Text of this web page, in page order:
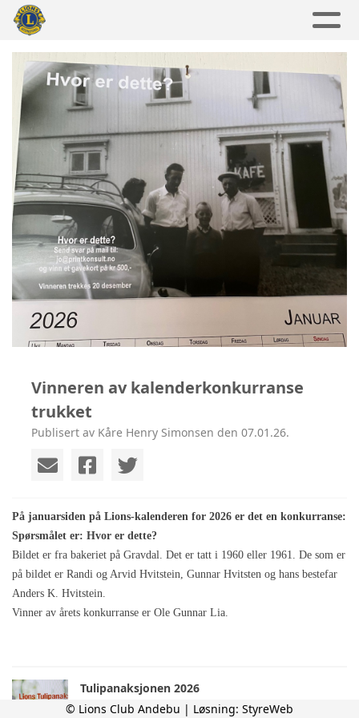
Vinneren av kalenderkonkurranse
trukket
Publisert av Kåre Henry Simonsen den 07.01.26.
På januarsiden på Lions-kalenderen for 2026 er det en konkurranse:
Spørsmålet er: Hvor er dette?
Bildet er fra bakeriet på Gravdal. Det er tatt i 1960 eller 1961. De som er
på bildet er Randi og Arvid Hvitstein, Gunnar Hvitsten og hans bestefar
Anders K. Hvitstein.
Vinner av årets konkurranse er Ole Gunnar Lia.
Tulipanaksjonen 2026
torsdag 26. februar kl. 13:28
© Lions Club Andebu | Løsning: StyreWeb